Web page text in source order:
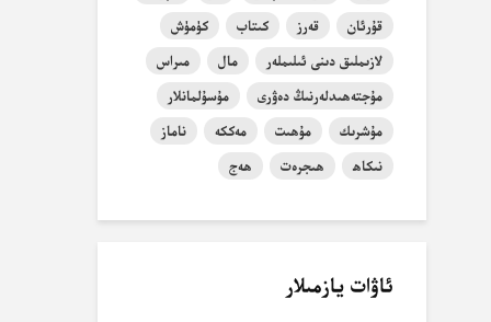
قۇرئان
قەرز كىتاب
كۈمۈش
لازىملىق دىنى ئىلىملەر
مال
مىراس
مۇجتەھىدلەرنىڭ دەۋرى
مۇسۇلمانلار
مۇشرىك
مۇھىت مەككە
ناماز
نىكاھ
ھىجرەت ھەج
ئاۋات يازمىلار